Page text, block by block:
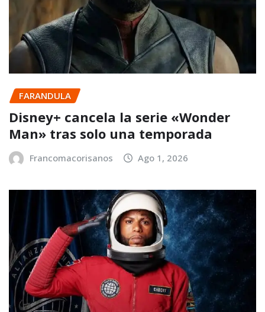
FARANDULA
Disney+ cancela la serie «Wonder
Man» tras solo una temporada
Francomacorisanos Ago 1, 2026